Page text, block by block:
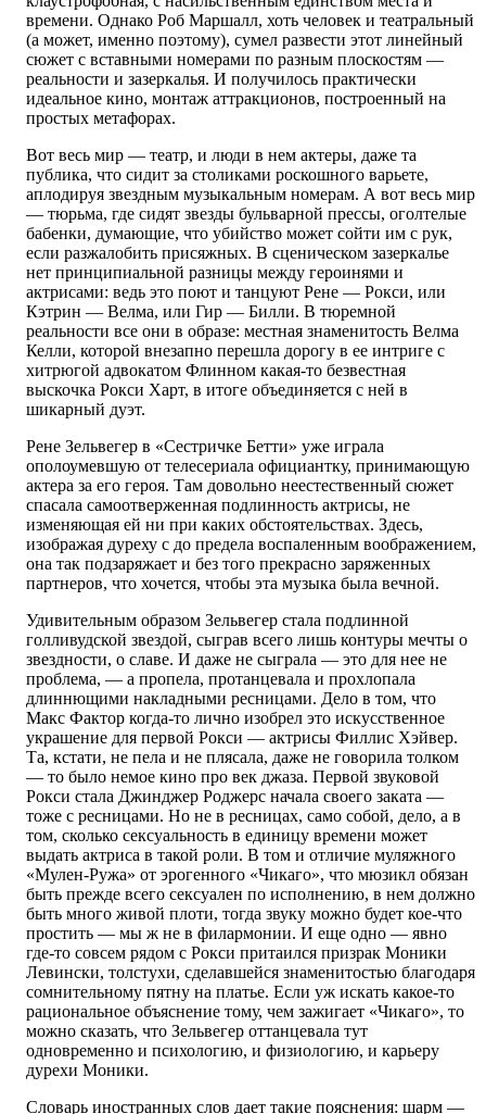
времени. Однако Роб Маршалл, хоть человек и театральный
(а может, именно поэтому), сумел развести этот линейный
сюжет с вставными номерами по разным плоскостям —
реальности и зазеркалья. И получилось практически
идеальное кино, монтаж аттракционов, построенный на
простых метафорах.
Вот весь мир — театр, и люди в нем актеры, даже та
публика, что сидит за столиками роскошного варьете,
аплодируя звездным музыкальным номерам. А вот весь мир
— тюрьма, где сидят звезды бульварной прессы, оголтелые
бабенки, думающие, что убийство может сойти им с рук,
если разжалобить присяжных. В сценическом зазеркалье
нет принципиальной разницы между героинями и
актрисами: ведь это поют и танцуют Рене — Рокси, или
Кэтрин — Велма, или Гир — Билли. В тюремной
реальности все они в образе: местная знаменитость Велма
Келли, которой внезапно перешла дорогу в ее интриге с
хитрюгой адвокатом Флинном какая-то безвестная
выскочка Рокси Харт, в итоге объединяется с ней в
шикарный дуэт.
Рене Зельвегер в «Сестричке Бетти» уже играла
ополоумевшую от телесериала официантку, принимающую
актера за его героя. Там довольно неестественный сюжет
спасала самоотверженная подлинность актрисы, не
изменяющая ей ни при каких обстоятельствах. Здесь,
изображая дуреху с до предела воспаленным воображением,
она так подзаряжает и без того прекрасно заряженных
партнеров, что хочется, чтобы эта музыка была вечной.
Удивительным образом Зельвегер стала подлинной
голливудской звездой, сыграв всего лишь контуры мечты о
звездности, о славе. И даже не сыграла — это для нее не
проблема, — а пропела, протанцевала и прохлопала
длиннющими накладными ресницами. Дело в том, что
Макс Фактор когда-то лично изобрел это искусственное
украшение для первой Рокси — актрисы Филлис Хэйвер.
Та, кстати, не пела и не плясала, даже не говорила толком
— то было немое кино про век джаза. Первой звуковой
Рокси стала Джинджер Роджерс начала своего заката —
тоже с ресницами. Но не в ресницах, само собой, дело, а в
том, сколько сексуальность в единицу времени может
выдать актриса в такой роли. В том и отличие муляжного
«Мулен-Ружа» от эрогенного «Чикаго», что мюзикл обязан
быть прежде всего сексуален по исполнению, в нем должно
быть много живой плоти, тогда звуку можно будет кое-что
простить — мы ж не в филармонии. И еще одно — явно
где-то совсем рядом с Рокси притаился призрак Моники
Левински, толстухи, сделавшейся знаменитостью благодаря
сомнительному пятну на платье. Если уж искать какое-то
рациональное объяснение тому, чем зажигает «Чикаго», то
можно сказать, что Зельвегер оттанцевала тут
одновременно и психологию, и физиологию, и карьеру
дурехи Моники.
Словарь иностранных слов дает такие пояснения: шарм —